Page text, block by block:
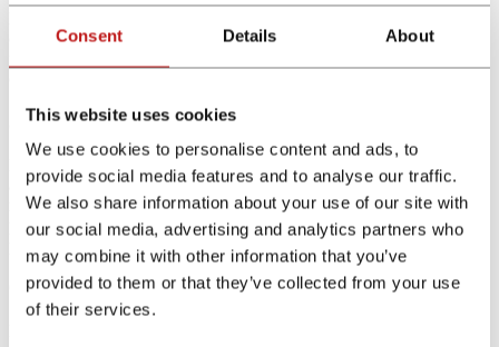
Consent Details About
This website uses cookies
We use cookies to personalise content and ads, to
provide social media features and to analyse our traffic.
We also share information about your use of our site with
our social media, advertising and analytics partners who
may combine it with other information that you’ve
provided to them or that they’ve collected from your use
of their services.
de su relación con tu empresa. Ayuda a entender el retorno a largo
5. Porcentaje de rebote
El porcentaje de rebote indica el
número de visitantes que
abandonan el sitio web después de ver una sola página, en
relación con el total de visitantes. Un alto porcentaje de rebote
pueden indicar que el contenido del sitio no es relevante o
persuasivo para los visitantes.
6. Tiempo medio de permanencia